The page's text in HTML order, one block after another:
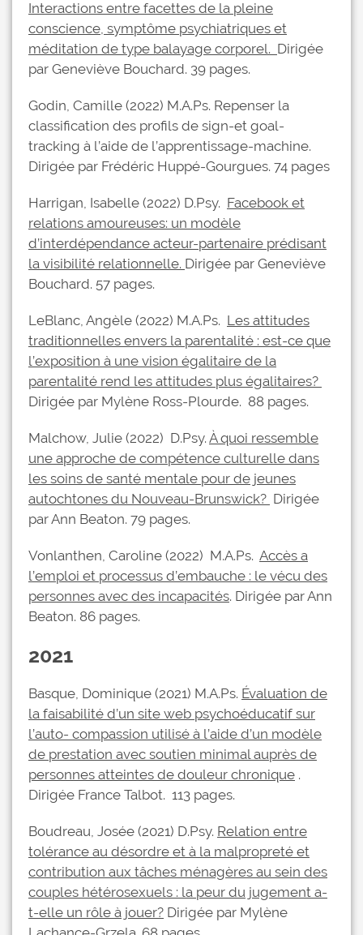
Interactions entre facettes de la pleine
conscience, symptôme psychiatriques et
méditation de type balayage corporel. Dirigée
par Geneviève Bouchard. 39 pages.
Godin, Camille (2022) M.A.Ps. Repenser la
classification des profils de sign-et goal-
tracking à l’aide de l’apprentissage-machine.
Dirigée par Frédéric Huppé-Gourgues. 74 pages
Harrigan, Isabelle (2022) D.Psy. Facebook et
relations amoureuses: un modèle
d’interdépendance acteur-partenaire prédisant
la visibilité relationnelle. Dirigée par Geneviève
Bouchard. 57 pages.
LeBlanc, Angèle (2022) M.A.Ps. Les attitudes
traditionnelles envers la parentalité : est-ce que
l’exposition à une vision égalitaire de la
parentalité rend les attitudes plus égalitaires?
Dirigée par Mylène Ross-Plourde. 88 pages.
Malchow, Julie (2022) D.Psy. À quoi ressemble
une approche de compétence culturelle dans
les soins de santé mentale pour de jeunes
autochtones du Nouveau-Brunswick? Dirigée
par Ann Beaton. 79 pages.
Vonlanthen, Caroline (2022) M.A.Ps. Accès a
l’emploi et processus d’embauche : le vécu des
personnes avec des incapacités. Dirigée par Ann
Beaton. 86 pages.
2021
Basque, Dominique (2021) M.A.Ps. Évaluation de
la faisabilité d’un site web psychoéducatif sur
l’auto- compassion utilisé à l’aide d’un modèle
de prestation avec soutien minimal auprès de
personnes atteintes de douleur chronique .
Dirigée France Talbot. 113 pages.
Boudreau, Josée (2021) D.Psy. Relation entre
tolérance au désordre et à la malpropreté et
contribution aux tâches ménagères au sein des
couples hétérosexuels : la peur du jugement a-
t-elle un rôle à jouer? Dirigée par Mylène